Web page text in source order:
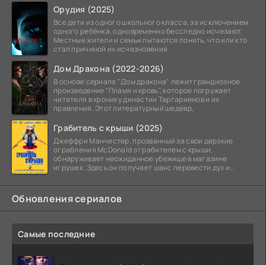
Орудия (2025)
Все дети из одного школьного класса, за исключением
одного ребёнка, одновременно бесследно исчезают.
Местные жители и семьи пытаются понять, что или кто
стал причиной их исчезновения.
Дом Дракона (2022-2026)
В основе сериала "Дом дракона" лежит грандиозное
произведение "Пламя и кровь", которое погружает
читателя в хронику династии Таргариенов и их
правления. Этот литературный шедевр,
Грабитель с крыши (2025)
Джеффри Манчестер, прозванный за свои дерзкие
ограбления McDonald s грабителем с крыши,
обнаруживает неожиданное убежище в магазине
игрушек. Здесь он получает шанс перевести дух и
Обновления сериалов
Самые последние